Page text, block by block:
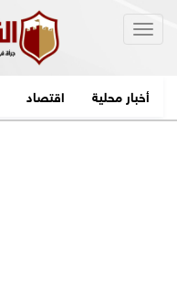
أخبار محلية اقتصاد